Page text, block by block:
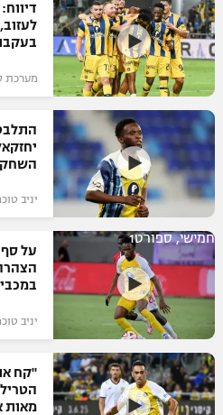
מדיניות פרטיות
תקנון פעילות ספורט 1
רשיון להקרנה פומבית לבית עסק
הצטרפות לחבילת הערוצים
לוח דרושים – ג'ובנט
תגיות
המגזין
גיימינג E-Sports
מערכת ספורט 1 |
יניב טוכמן |
חמישי, ספורט1
על סף
יניב טוכמן |
"קח
מאות